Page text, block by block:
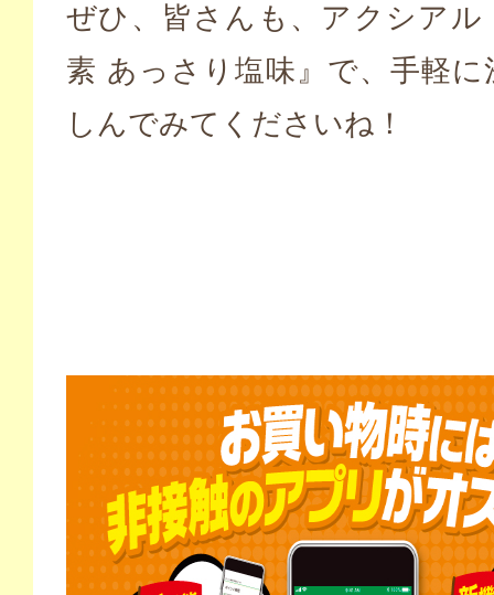
ぜひ、皆さんも、アクシアル
素 あっさり塩味』で、手軽に
しんでみてくださいね！